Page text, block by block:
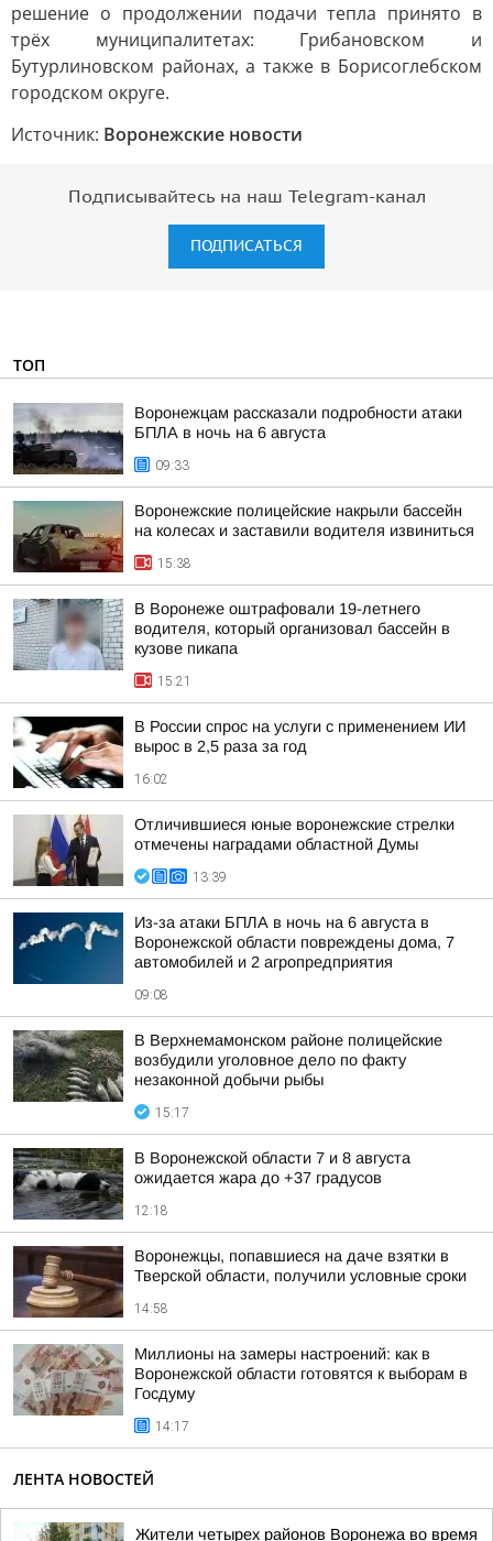
решение о продолжении подачи тепла принято в
трёх муниципалитетах: Грибановском и
Бутурлиновском районах, а также в Борисоглебском
городском округе.
Источник: Воронежские новости
Подписывайтесь на наш Telegram-канал
ПОДПИСАТЬСЯ
ТОП
Воронежцам рассказали подробности атаки
БПЛА в ночь на 6 августа
09:33
Воронежские полицейские накрыли бассейн
на колесах и заставили водителя извиниться
15:38
В Воронеже оштрафовали 19-летнего
водителя, который организовал бассейн в
кузове пикапа
15:21
В России спрос на услуги с применением ИИ
вырос в 2,5 раза за год
16:02
Отличившиеся юные воронежские стрелки
отмечены наградами областной Думы
13:39
Из-за атаки БПЛА в ночь на 6 августа в
Воронежской области повреждены дома, 7
автомобилей и 2 агропредприятия
09:08
В Верхнемамонском районе полицейские
возбудили уголовное дело по факту
незаконной добычи рыбы
15:17
В Воронежской области 7 и 8 августа
ожидается жара до +37 градусов
12:18
Воронежцы, попавшиеся на даче взятки в
Тверской области, получили условные сроки
14:58
Миллионы на замеры настроений: как в
Воронежской области готовятся к выборам в
Госдуму
14:17
ЛЕНТА НОВОСТЕЙ
Жители четырех районов Воронежа во время